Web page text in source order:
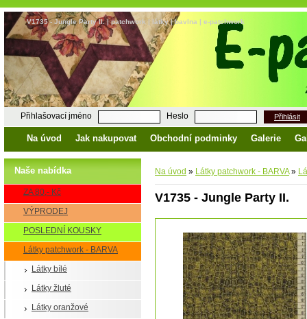
V1735 - Jungle Party II. | patchwork | látky | bavlna | e-patchwork
Přihlašovací jméno Heslo Přihlásit
Na úvod Jak nakupovat Obchodní podminky Galerie
Naše nabídka
ZA 80,- Kč
VÝPRODEJ
POSLEDNÍ KOUSKY
Látky patchwork - BARVA
Látky bílé
Látky žluté
Látky oranžové
Na úvod » Látky patchwork - BARVA »
V1735 - Jungle Party II.